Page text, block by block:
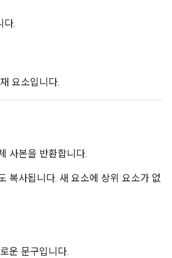
다.
요소입니다.
사본을 반환합니다.
복사됩니다. 새 요소에 상위 요소가 없
운 문구입니다.